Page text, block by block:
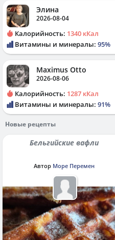
Элина
2026-08-04
Калорийность: 1340 кКал
Витамины и минералы: 95%
Maximus Otto
2026-08-06
Калорийность: 1287 кКал
Витамины и минералы: 91%
Новые рецепты
Бельгийские вафли
Автор Море Перемен